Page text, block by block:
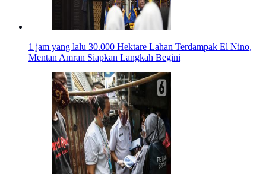
1 jam yang lalu 30.000 Hektare Lahan Terdampak El Nino,
Mentan Amran Siapkan Langkah Begini